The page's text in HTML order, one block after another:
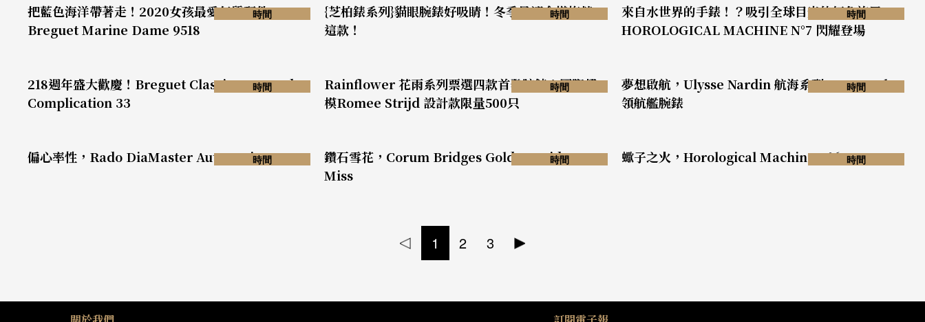
把藍色海洋帶著走！2020女孩最愛氣質配件
Breguet Marine Dame 9518
時間
{芝柏錶系列}貓眼腕錶好吸睛！冬季最適合搭梅花
這款！
時間
來自水世界的手錶！？吸引全球目光的紅色旋風
HOROLOGICAL MACHINE N°7 閃耀登場
時間
218週年盛大歡慶！Breguet Classique Grande
Complication 33
時間
Rainflower 花雨系列票選四款首發腕錶！國際超
模Romee Strijd 設計款限量500只
時間
夢想啟航，Ulysse Nardin 航海系列Mega Yacht
領航艦腕錶
時間
偏心率性，Rado DiaMaster Automatic時間
鑽石雪花，Corum Bridges Golden Bridge
Miss
時間 蠍子之火，Horological Machine N°6 時間
1 2 3